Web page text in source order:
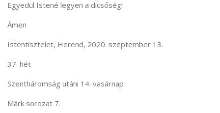
Egyedül Istené legyen a dicsőség!
Ámen
Istentisztelet, Herend, 2020. szeptember 13.
37. hét
Szentháromság utáni 14. vasárnap
Márk sorozat 7.